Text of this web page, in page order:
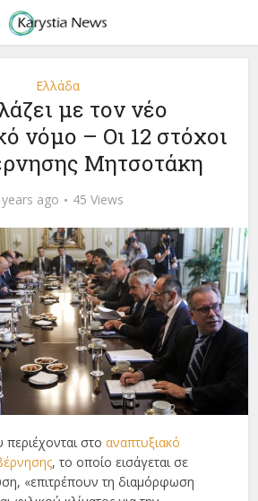
Ελλάδα
με τον νέο
νόμο – Οι 12 στόχοι
Μητσοτάκη
ago 45 Views
περιέχονται στοαναπτυξιακό
, το οποίο εισάγεται σε
«επιτρέπουν τη διαμόρφωση